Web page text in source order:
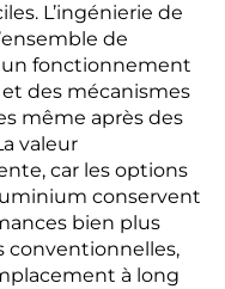
L’ingénierie de
de
un fonctionnement
des mécanismes
même après des
valeur
car les options
conservent
bien plus
conventionnelles,
à long